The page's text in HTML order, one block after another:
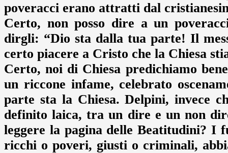
poveracci erano attratti dal
Certo, non posso dire a un
dirgli: “Dio sta dalla tua parte! Il
certo piacere a Cristo che la Chiesa
Certo, noi di Chiesa predichiamo
un riccone infame, celebrato
parte sta la Chiesa. Delpini, invece
definito laica, tra un dire e un non
leggere la pagina delle Beatitudini? I
ricchi o poveri, giusti o criminali,